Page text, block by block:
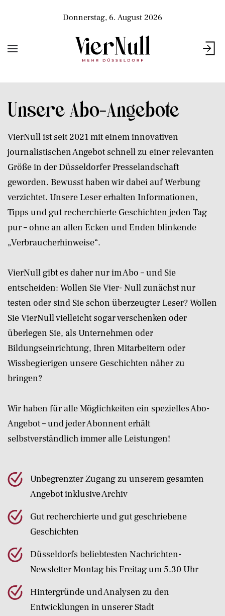
Donnerstag, 6. August 2026
Unsere Abo-Angebote
VierNull ist seit 2021 mit einem innovativen
journalistischen Angebot schnell zu einer relevanten
Größe in der Düsseldorfer Presselandschaft
geworden. Bewusst haben wir dabei auf Werbung
verzichtet. Unsere Leser erhalten Informationen,
Tipps und gut recherchierte Geschichten jeden Tag
pur – ohne an allen Ecken und Enden blinkende
„Verbraucherhinweise“.
VierNull gibt es daher nur im Abo – und Sie
entscheiden: Wollen Sie Vier- Null zunächst nur
testen oder sind Sie schon überzeugter Leser? Wollen
Sie VierNull vielleicht sogar verschenken oder
überlegen Sie, als Unternehmen oder
Bildungseinrichtung, Ihren Mitarbeitern oder
Wissbegierigen unsere Geschichten näher zu
bringen?
Wir haben für alle Möglichkeiten ein spezielles Abo-
Angebot – und jeder Abonnent erhält
selbstverständlich immer alle Leistungen!
Unbegrenzter Zugang zu unserem gesamten
Angebot inklusive Archiv
Gut recherchierte und gut geschriebene
Geschichten
Düsseldorfs beliebtesten Nachrichten-
Newsletter Montag bis Freitag um 5.30 Uhr
Hintergründe und Analysen zu den
Entwicklungen in unserer Stadt